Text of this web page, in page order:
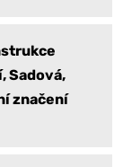
Sadová,
značení